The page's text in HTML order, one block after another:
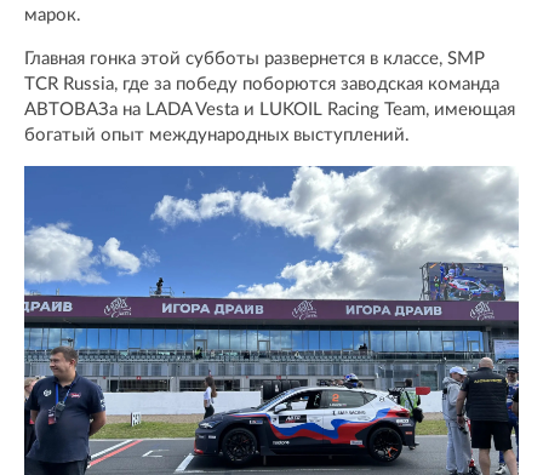
марок.
Главная гонка этой субботы развернется в классе, SMP
TCR Russia, где за победу поборются заводская команда
АВТОВАЗа на LADA Vesta и LUKOIL Racing Team, имеющая
богатый опыт международных выступлений.